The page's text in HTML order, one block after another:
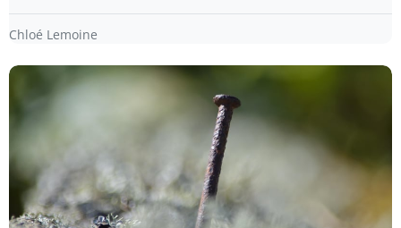
Chloé Lemoine